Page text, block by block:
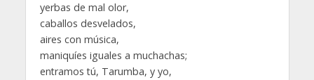
yerbas de mal olor,
caballos desvelados,
aires con música,
maniquíes iguales a muchachas;
entramos tú, Tarumba, y yo,